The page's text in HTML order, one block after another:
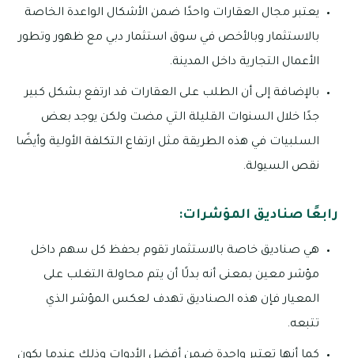
يعتبر مجال العقارات واحدًا ضمن الأشكال الواعدة الخاصة
بالاستثمار وبالأخص في سوق استثمار دبي مع ظهور وتطور
الأعمال التجارية داخل المدينة.
بالإضافة إلى أن الطلب على العقارات قد ارتفع بشكل كبير
جدًا خلال السنوات القليلة التي مضت ولكن يوجد بعض
السلبيات في هذه الطريقة مثل ارتفاع التكلفة الأولية وأيضًا
نقص السيولة.
رابعًا صناديق المؤشرات:
هي صناديق خاصة بالاستثمار تقوم بحفظ كل سهم داخل
مؤشر معين بمعنى أنه بدلًا أن يتم محاولة التغلب على
المعيار فإن هذه الصناديق تهدف لعكس المؤشر الذي
تتبعه.